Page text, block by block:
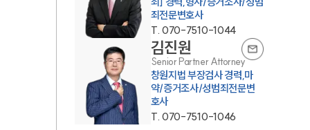
고객의 소리
통합검색
AI대륜
업무사례
죄전문변호사
T. 070-7510-1044
김진원
Senior Partner Attorney
창원지법 부장검사 경력,마
약/증거조사/성범죄전문변
호사
T. 070-7510-1046